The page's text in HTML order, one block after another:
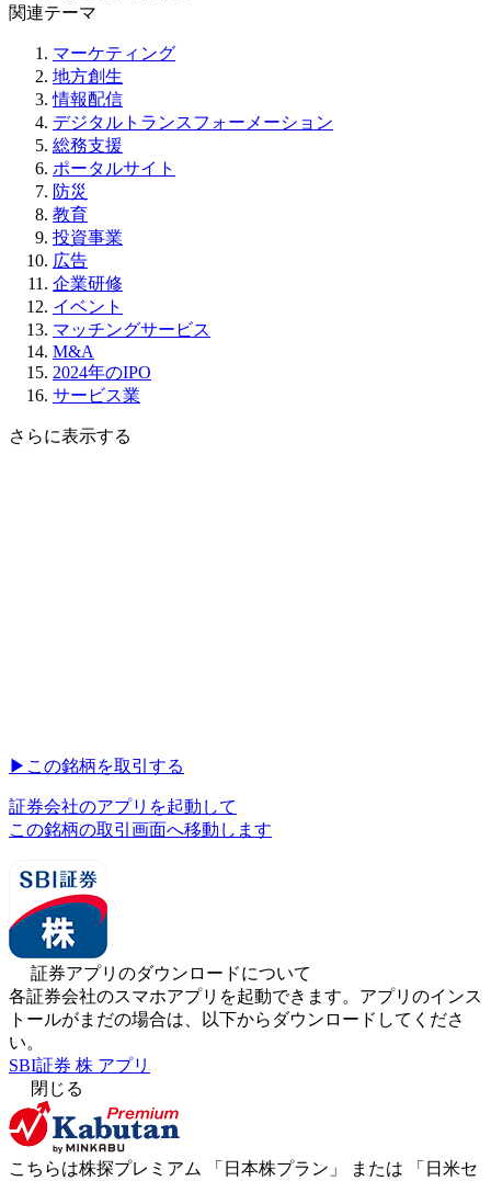
関連テーマ
マーケティング
地方創生
情報配信
デジタルトランスフォーメーション
総務支援
ポータルサイト
防災
教育
投資事業
広告
企業研修
イベント
マッチングサービス
M&A
2024年のIPO
サービス業
さらに表示する
▶︎ この銘柄を取引する
証券会社のアプリを起動して
この銘柄の取引画面へ移動します
証券アプリのダウンロードについて
各証券会社のスマホアプリを起動できます。アプリのインス
トールがまだの場合は、以下からダウンロードしてくださ
い。
SBI証券 株 アプリ
閉じる
こちらは株探プレミアム 「 日本株プラン 」 または 「 日米セ